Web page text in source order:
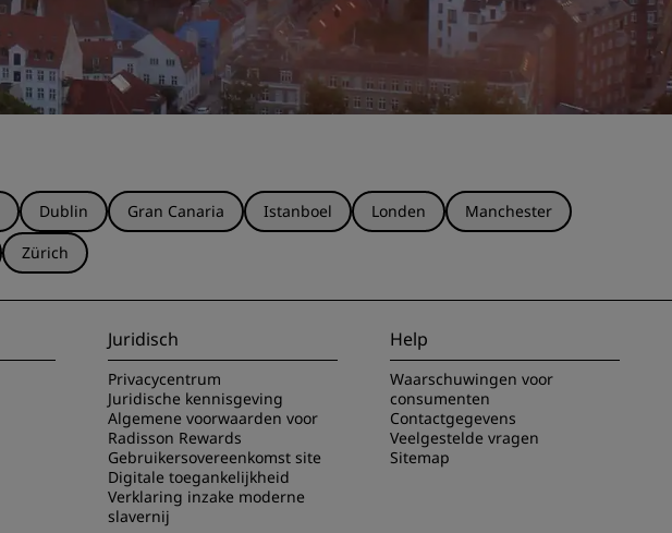
Dublin Gran Canaria Istanboel Londen
Manchester
Zürich
Juridisch
Privacycentrum
Juridische kennisgeving
Algemene voorwaarden voor
Radisson Rewards
Gebruikersovereenkomst site
Digitale toegankelijkheid
Verklaring inzake moderne
slavernij
Help
Waarschuwingen voor
consumenten
Contactgegevens
Veelgestelde vragen
Sitemap